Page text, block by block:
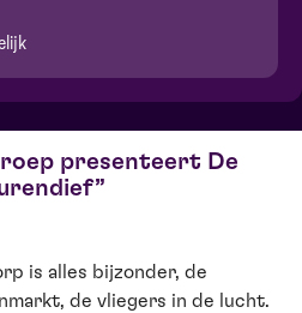
presenteert De
is alles bijzonder, de
de vliegers in de lucht.